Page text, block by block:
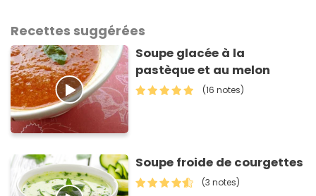
Recettes suggérées
Soupe glacée à la
pastèque et au melon
(16 notes)
Soupe froide de courgettes
(3 notes)